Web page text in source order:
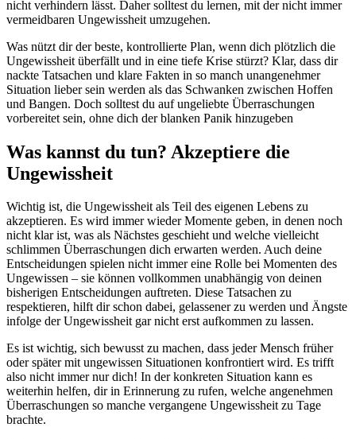
nicht verhindern lässt. Daher solltest du lernen, mit der nicht immer
vermeidbaren Ungewissheit umzugehen.
Was nützt dir der beste, kontrollierte Plan, wenn dich plötzlich die
Ungewissheit überfällt und in eine tiefe Krise stürzt? Klar, dass dir
nackte Tatsachen und klare Fakten in so manch unangenehmer
Situation lieber sein werden als das Schwanken zwischen Hoffen
und Bangen. Doch solltest du auf ungeliebte Überraschungen
vorbereitet sein, ohne dich der blanken Panik hinzugeben
Was kannst du tun? Akzeptiere die
Ungewissheit
Wichtig ist, die Ungewissheit als Teil des eigenen Lebens zu
akzeptieren. Es wird immer wieder Momente geben, in denen noch
nicht klar ist, was als Nächstes geschieht und welche vielleicht
schlimmen Überraschungen dich erwarten werden. Auch deine
Entscheidungen spielen nicht immer eine Rolle bei Momenten des
Ungewissen – sie können vollkommen unabhängig von deinen
bisherigen Entscheidungen auftreten. Diese Tatsachen zu
respektieren, hilft dir schon dabei, gelassener zu werden und Ängste
infolge der Ungewissheit gar nicht erst aufkommen zu lassen.
Es ist wichtig, sich bewusst zu machen, dass jeder Mensch früher
oder später mit ungewissen Situationen konfrontiert wird. Es trifft
also nicht immer nur dich! In der konkreten Situation kann es
weiterhin helfen, dir in Erinnerung zu rufen, welche angenehmen
Überraschungen so manche vergangene Ungewissheit zu Tage
brachte.